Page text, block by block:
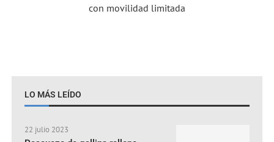
con movilidad limitada
LO MÁS LEÍDO
22 julio 2023